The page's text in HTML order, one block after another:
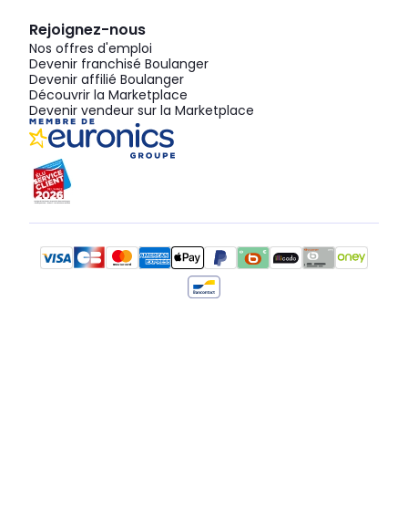
Rejoignez-nous
Nos offres d'emploi
Devenir franchisé Boulanger
Devenir affilié Boulanger
Découvrir la Marketplace
Devenir vendeur sur la Marketplace